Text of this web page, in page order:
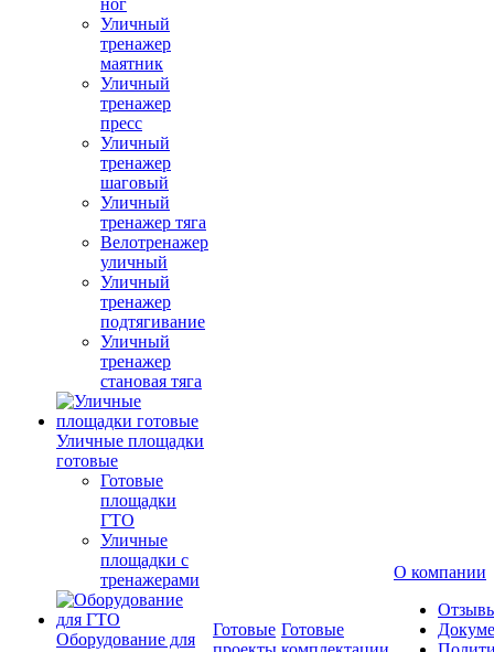
ног
Уличный
тренажер
маятник
Уличный
тренажер
пресс
Уличный
тренажер
шаговый
Уличный
тренажер тяга
Велотренажер
уличный
Уличный
тренажер
подтягивание
Уличный
тренажер
становая тяга
Уличные площадки
готовые
Готовые
площадки
ГТО
Уличные
площадки с
тренажерами
Оборудование для
Готовые Готовые
О компании